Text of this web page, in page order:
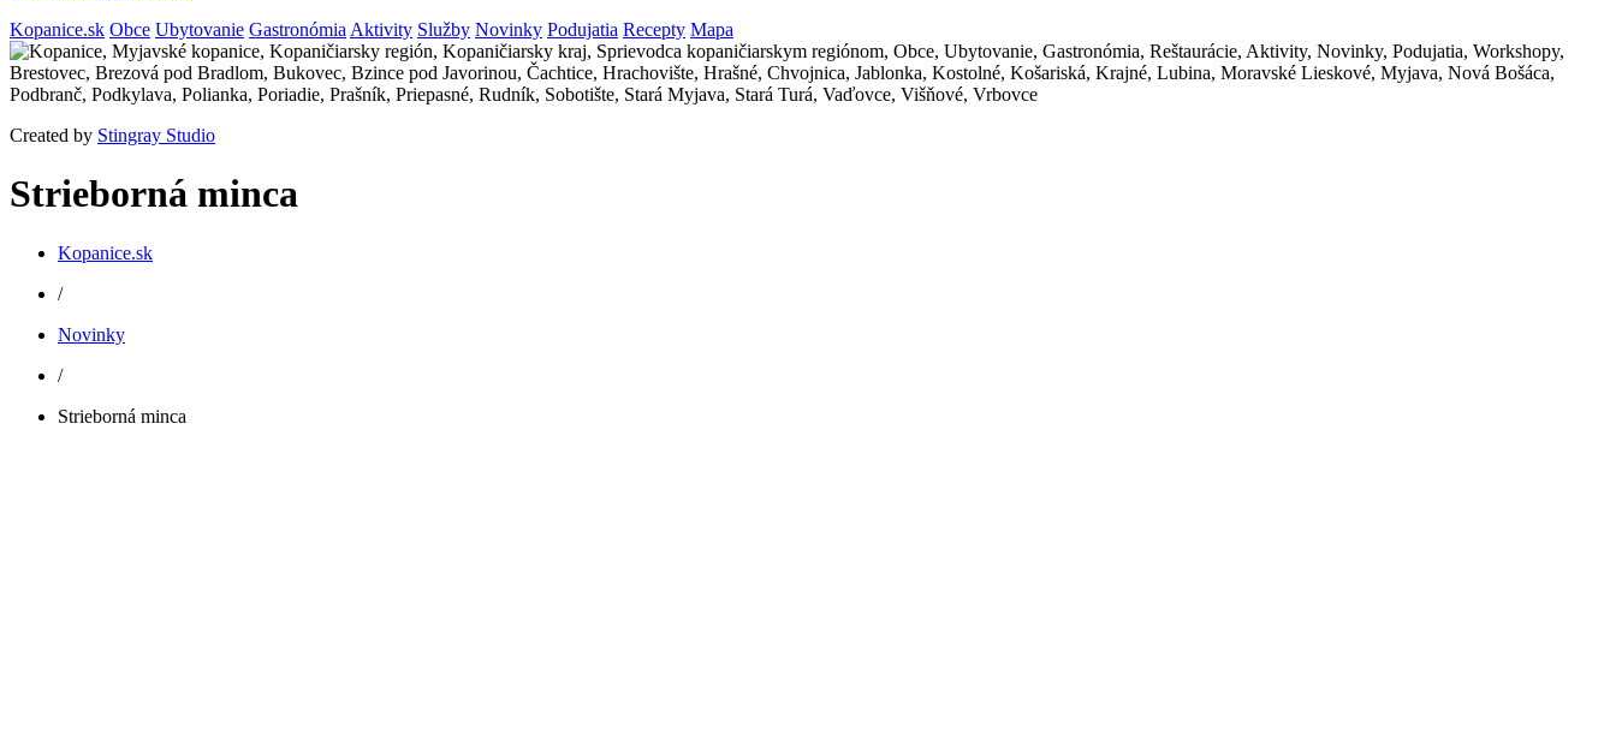
Kopanice.sk Obce Ubytovanie Gastronómia Aktivity Služby Novinky Podujatia Recepty Mapa
Created by Stingray Studio
Strieborná minca
Kopanice.sk
/
Novinky
/
Strieborná minca